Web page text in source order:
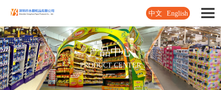
中文 English
产品中心
PRODUCT CENTER